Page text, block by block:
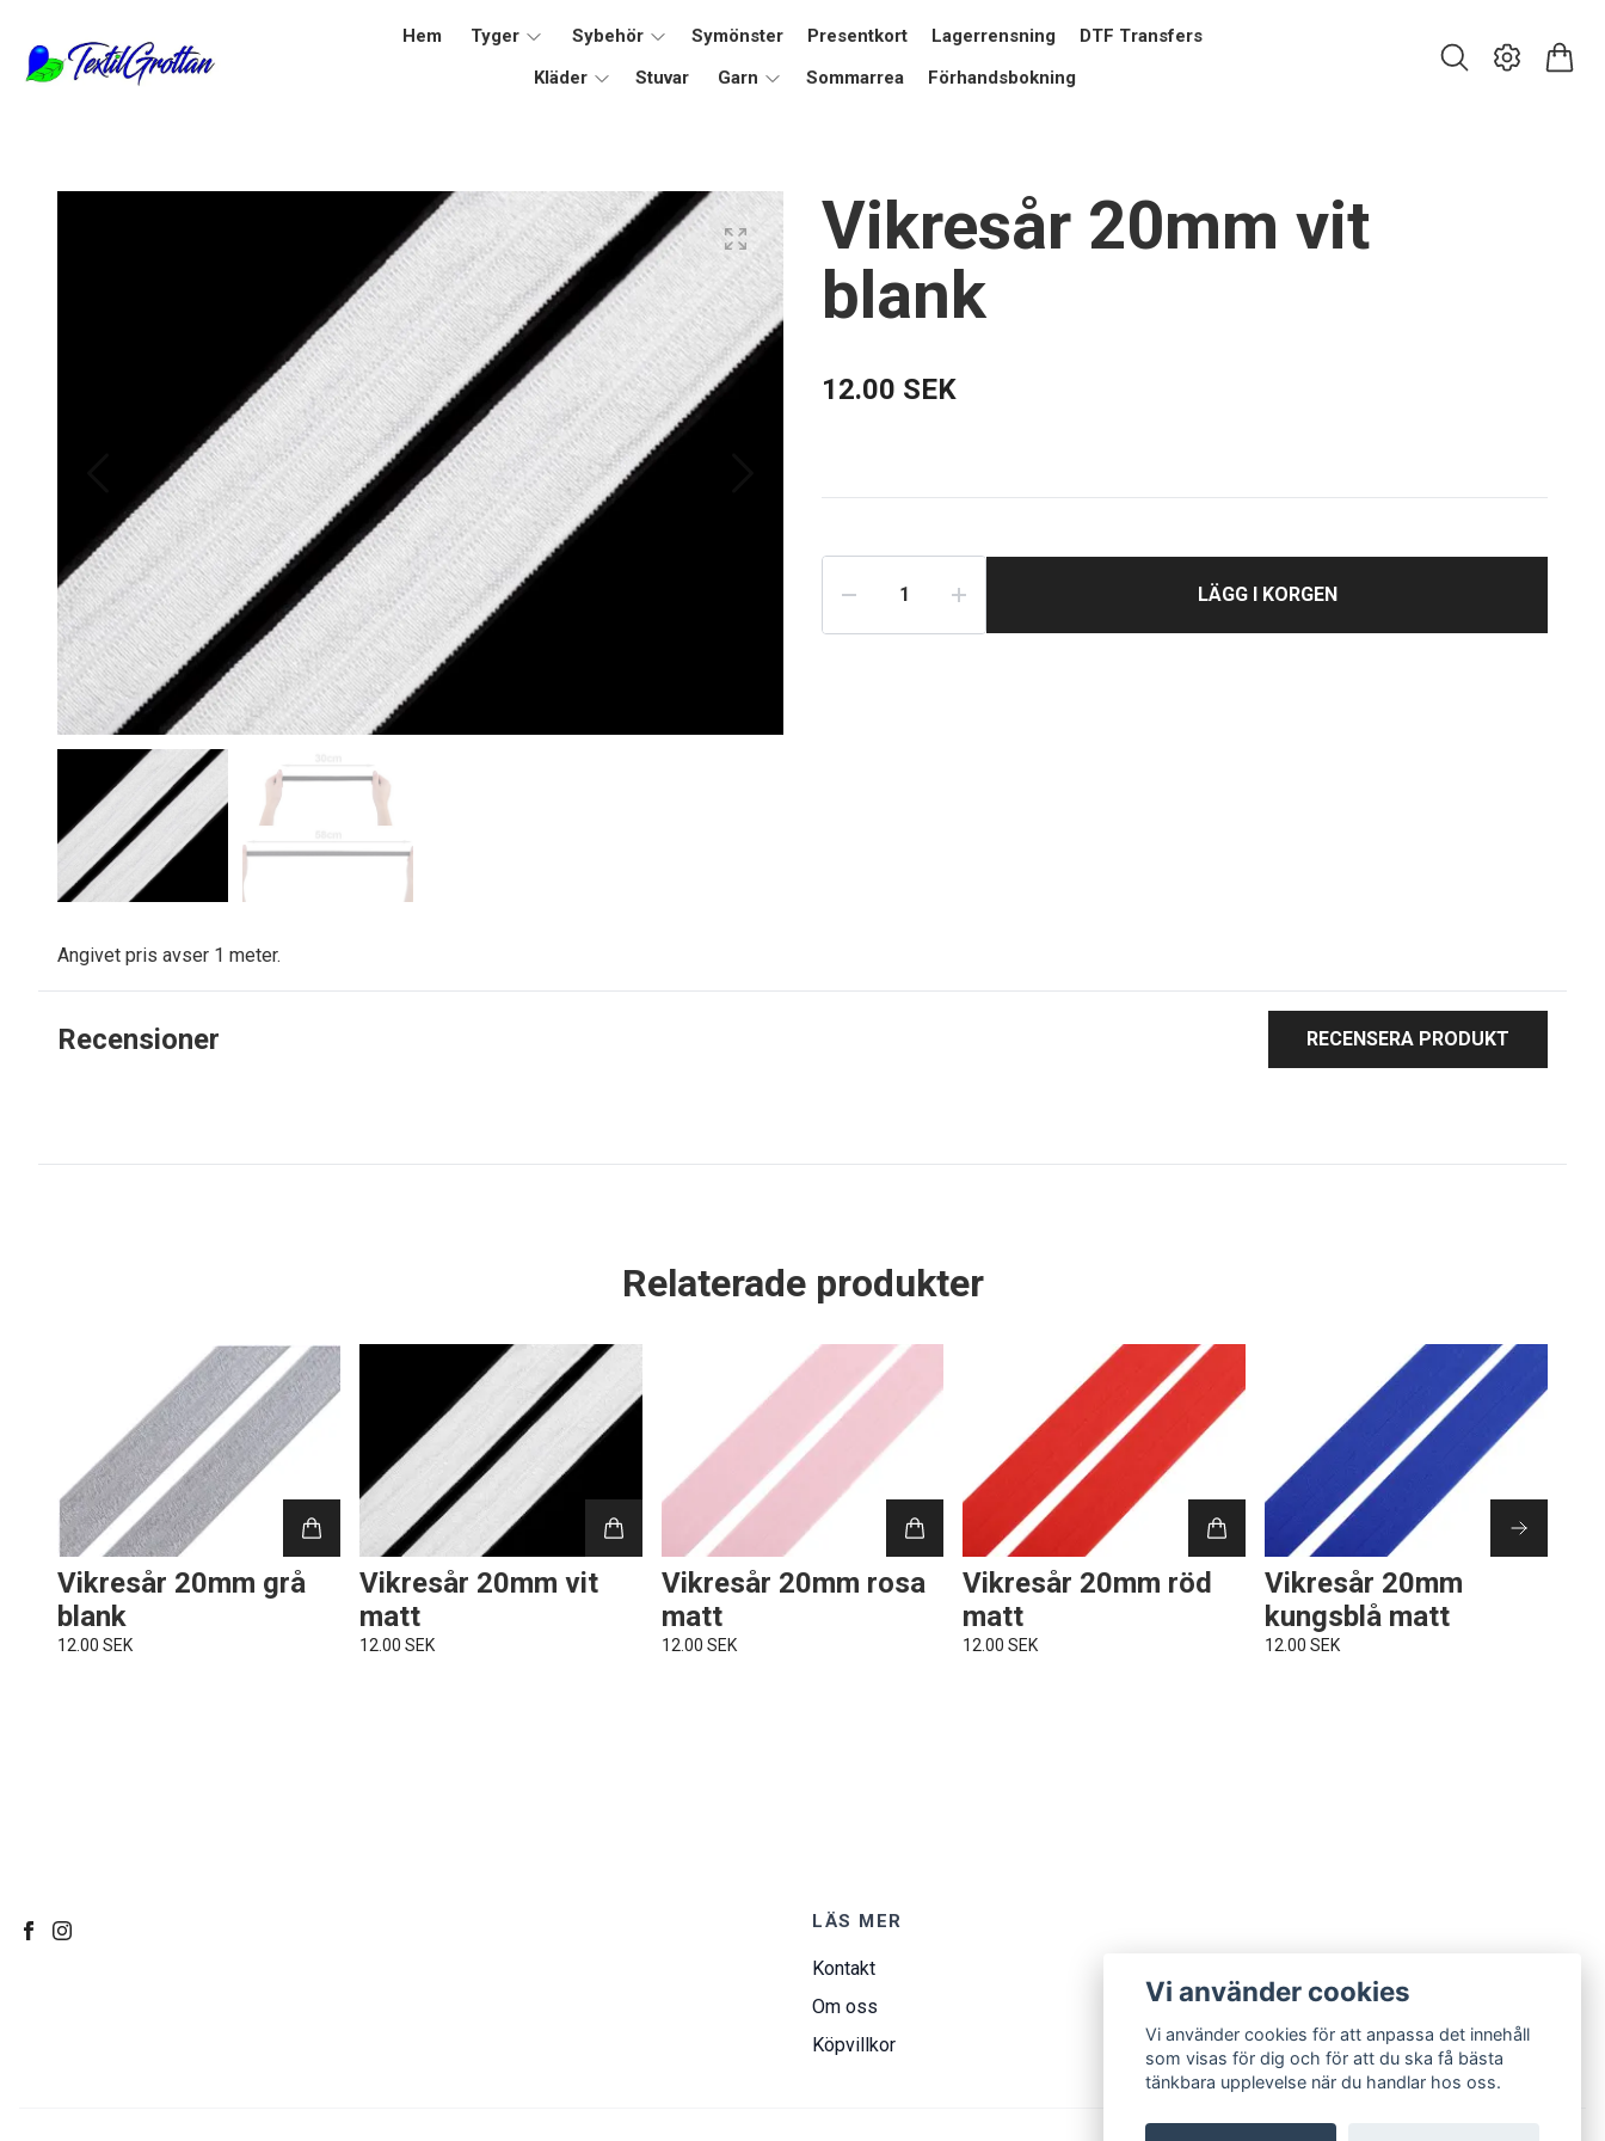
Hem Tyger Sybehör Symönster Presentkort Lagerrensning
DTF Transfers
Kläder
Stuvar Garn Sommarrea Förhandsbokning
Vikresår 20mm vit
blank
12.00 SEK
LÄGG I KORGEN
Angivet pris avser 1 meter.
Recensioner RECENSERA PRODUKT
Relaterade produkter
Vikresår 20mm grå
blank
12.00 SEK
Vikresår 20mm vit
matt
12.00 SEK
Vikresår 20mm rosa
matt
12.00 SEK
Vikresår 20mm röd
matt
12.00 SEK
Vikresår 20mm
kungsblå matt
12.00 SEK
LÄS MER
Kontakt
Om oss
Köpvillkor
Vi använder cookies
Vi använder cookies för att anpassa det innehåll
som visas för dig och för att du ska få bästa
tänkbara upplevelse när du handlar hos oss.